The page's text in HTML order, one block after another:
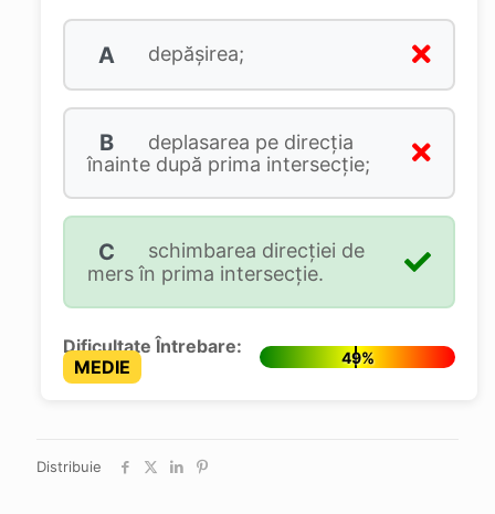
A depășirea;
B
deplasarea pe direcția
înainte după prima intersecție;
C
schimbarea direcției de
mers în prima intersecție.
Dificultate Întrebare:
MEDIE
49%
Distribuie